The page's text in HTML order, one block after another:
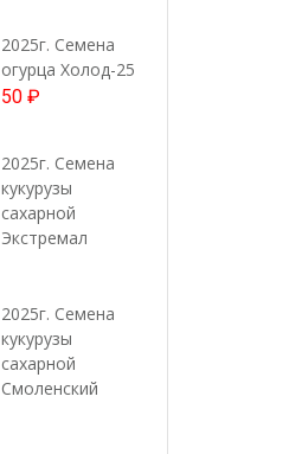
2025г. Семена
огурца Холод-25
50 ₽
2025г. Семена
кукурузы
сахарной
Экстремал
2025г. Семена
кукурузы
сахарной
Смоленский